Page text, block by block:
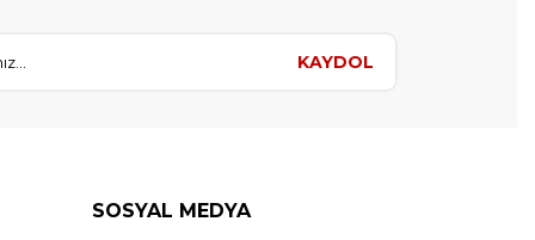
KAYDOL
SOSYAL MEDYA